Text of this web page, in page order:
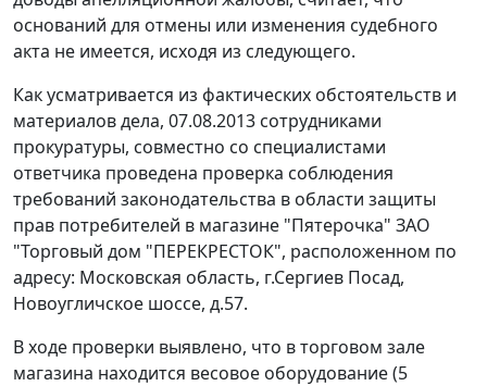
оснований для отмены или изменения судебного
акта не имеется, исходя из следующего.
Как усматривается из фактических обстоятельств и
материалов дела, 07.08.2013 сотрудниками
прокуратуры, совместно со специалистами
ответчика проведена проверка соблюдения
требований законодательства в области защиты
прав потребителей в магазине "Пятерочка" ЗАО
"Торговый дом "ПЕРЕКРЕСТОК", расположенном по
адресу: Московская область, г.Сергиев Посад,
Новоугличское шоссе, д.57.
В ходе проверки выявлено, что в торговом зале
магазина находится весовое оборудование (5